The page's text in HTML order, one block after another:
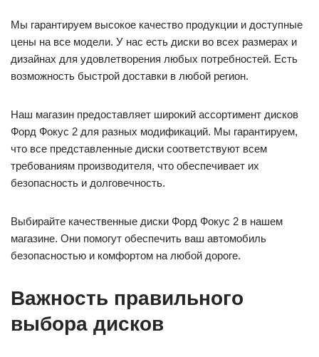
Мы гарантируем высокое качество продукции и доступные
цены на все модели. У нас есть диски во всех размерах и
дизайнах для удовлетворения любых потребностей. Есть
возможность быстрой доставки в любой регион.
Наш магазин предоставляет широкий ассортимент дисков
Форд Фокус 2 для разных модификаций. Мы гарантируем,
что все представленные диски соответствуют всем
требованиям производителя, что обеспечивает их
безопасность и долговечность.
Выбирайте качественные диски Форд Фокус 2 в нашем
магазине. Они помогут обеспечить ваш автомобиль
безопасностью и комфортом на любой дороге.
Важность правильного
выбора дисков